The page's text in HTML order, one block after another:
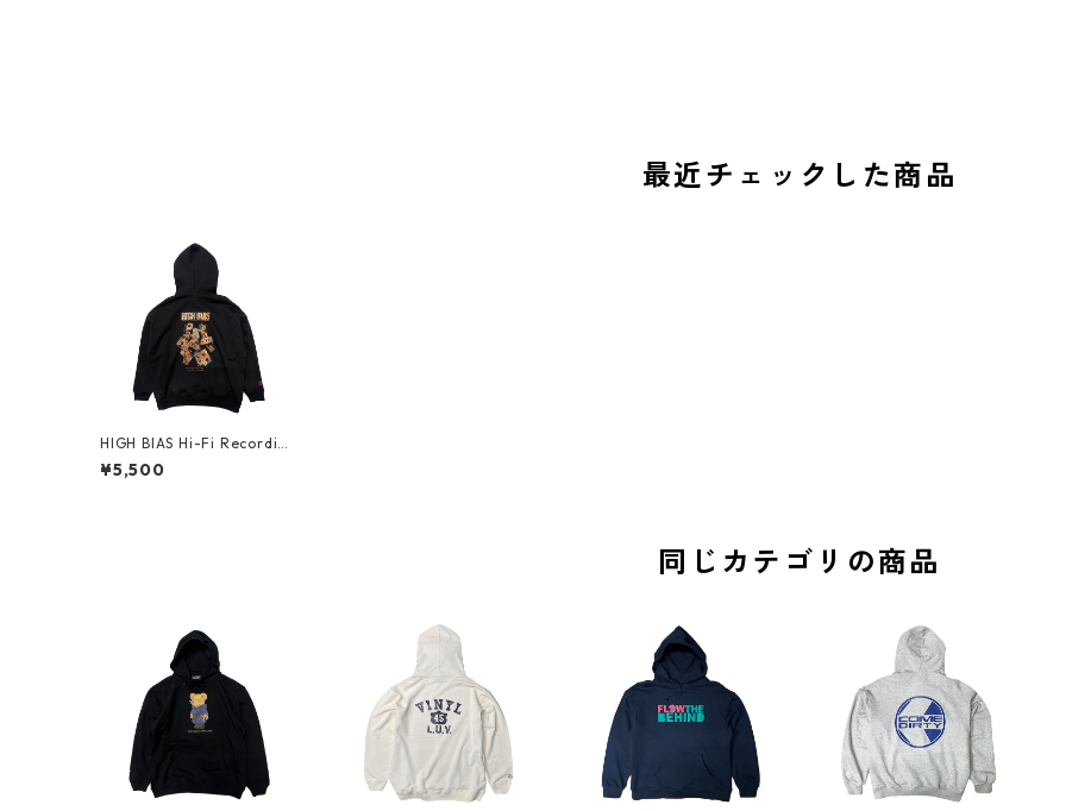
最近チェックした商品
HIGH BIAS Hi-Fi Recording
Big Silhouette Pullover Ho
odie (Marble Gradation)
¥5,500
同じカテゴリの商品